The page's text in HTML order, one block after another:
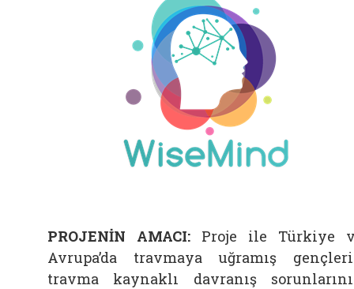
PROJENİN AMACI: Proje ile Türkiye
Avrupa’da travmaya uğramış
travma kaynaklı davranış